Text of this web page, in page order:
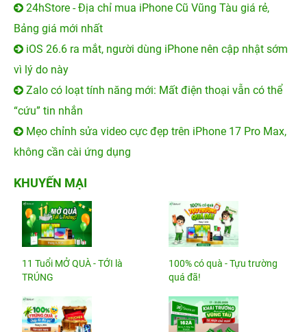
24hStore - Địa chỉ mua iPhone Cũ Vũng Tàu giá rẻ,
Bảng giá mới nhất
iOS 26.6 ra mắt, người dùng iPhone nên cập nhật sớm
vì lý do này
Zalo có loạt tính năng mới: Mất điện thoại vẫn có thể
“cứu” tin nhắn
Mẹo chỉnh sửa video cực đẹp trên iPhone 17 Pro Max,
không cần cài ứng dụng
KHUYẾN MẠI
11 Tuổi MỞ QUÀ - TỚI là
TRÚNG
100% có quà - Tựu trường
quá đã!